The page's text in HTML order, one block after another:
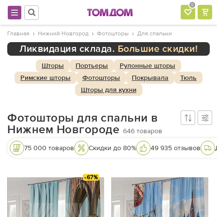
0
Главная Нижний Новгород Фотошторы Для спальни
Ликвидация склада. Большие скидки!
Шторы Портьеры
Рулонные шторы
Римские шторы
Фотошторы Покрывала
Тюль
Шторы для кухни
Фотошторы для спальни в
Нижнем Новгороде 646товаров
75 000 товаров Скидки до 80% 49 935 отзывов
-67%